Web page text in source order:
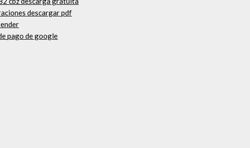
descargar pdf
pago de google